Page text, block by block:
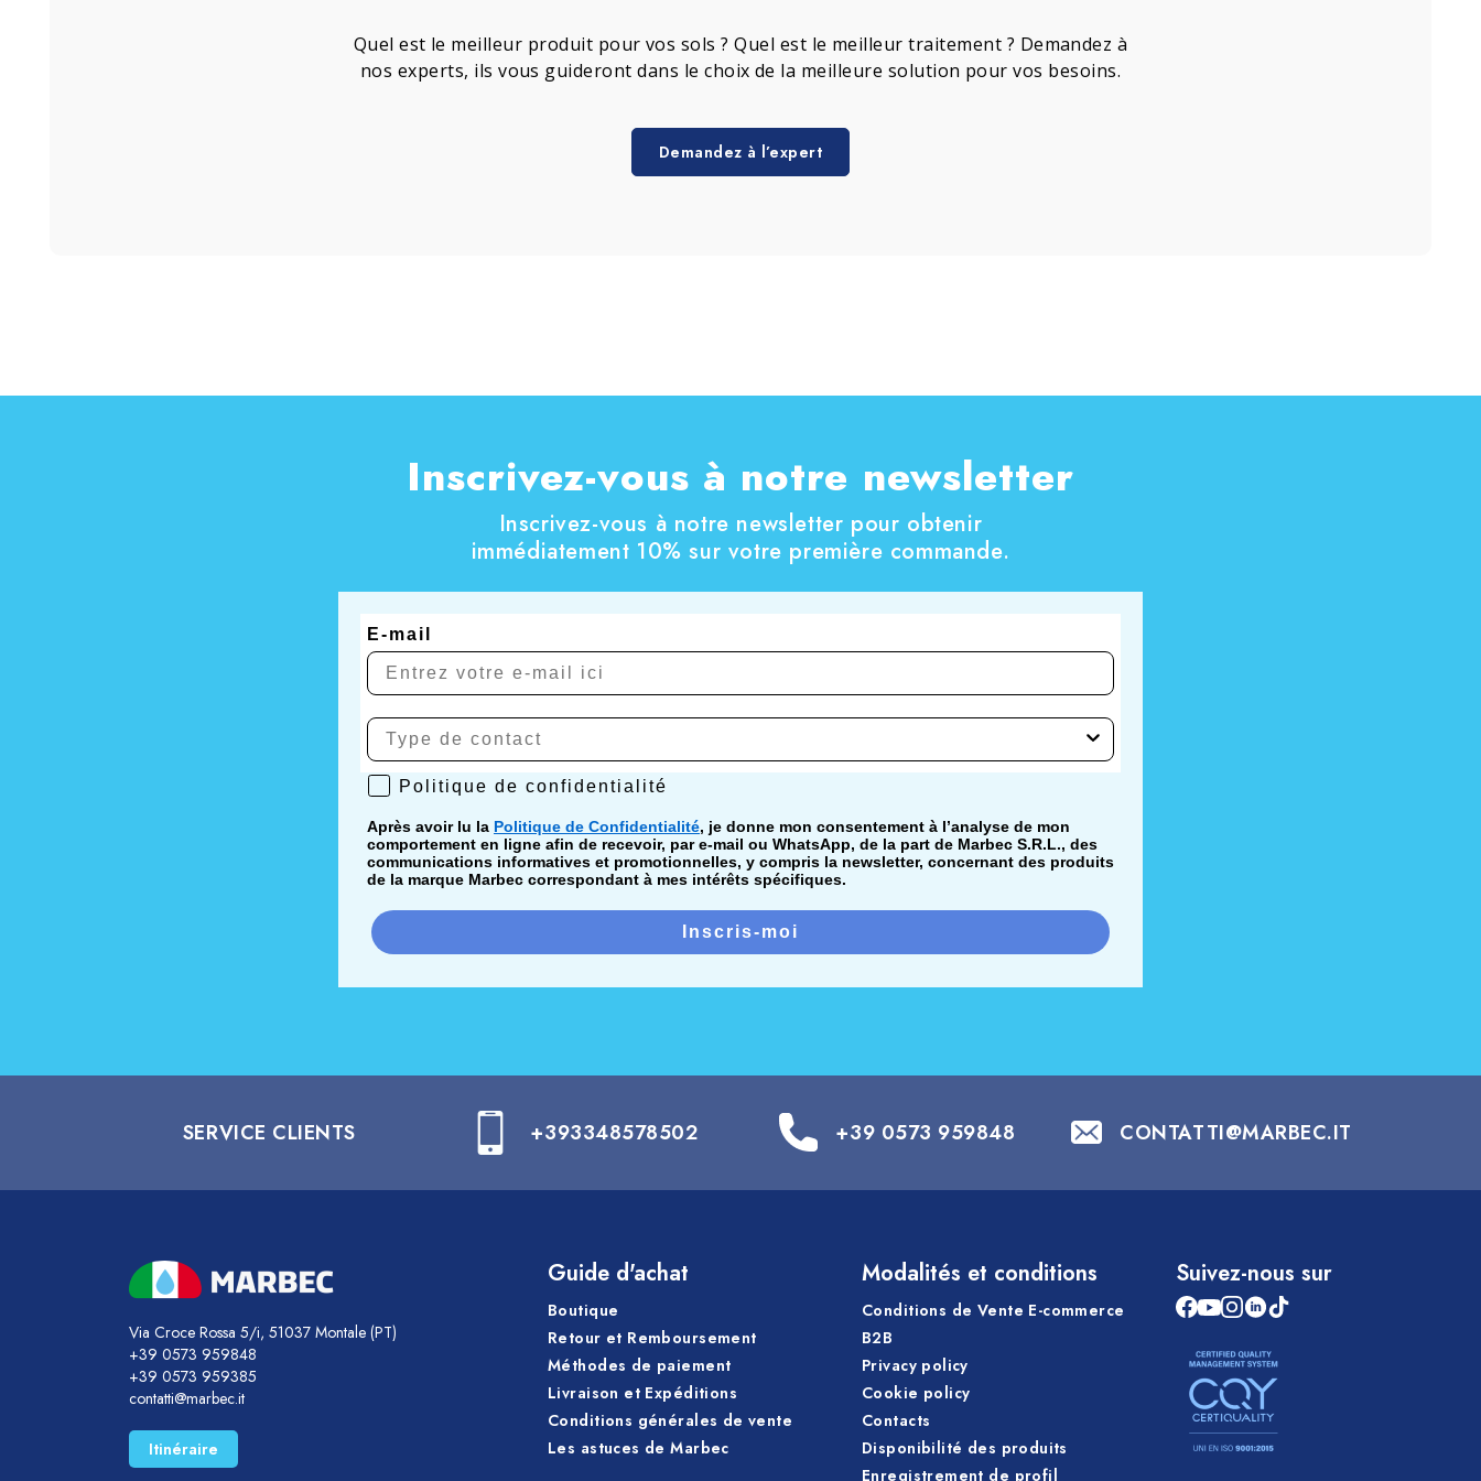
Quel est le meilleur produit pour vos sols ? Quel est le meilleur traitement ? Demandez à
nos experts, ils vous guideront dans le choix de la meilleure solution pour vos besoins.
Demandez à l’expert
Inscrivez-vous à notre newsletter
Inscrivez-vous à notre newsletter pour obtenir
immédiatement 10% sur votre première commande.
E-mail
Politique de confidentialité
Politique de confidentialité
Après avoir lu la Politique de Confidentialité, je donne mon consentement à l’analyse de mon
comportement en ligne afin de recevoir, par e-mail ou WhatsApp, de la part de Marbec S.R.L., des
communications informatives et promotionnelles, y compris la newsletter, concernant des produits
de la marque Marbec correspondant à mes intérêts spécifiques.
Inscris-moi
SERVICE CLIENTS +393348578502 +39 0573 959848 CONTATTI@MARBEC.IT
Via Croce Rossa 5/i, 51037 Montale (PT)
+39 0573 959848
+39 0573 959385
contatti@marbec.it
Itinéraire
Guide d'achat
Boutique
Retour et Remboursement
Méthodes de paiement
Livraison et Expéditions
Conditions générales de vente
Les astuces de Marbec
Modalités et conditions
Conditions de Vente E-commerce
B2B
Privacy policy
Cookie policy
Contacts
Disponibilité des produits
Enregistrement de profil
Suivez-nous sur